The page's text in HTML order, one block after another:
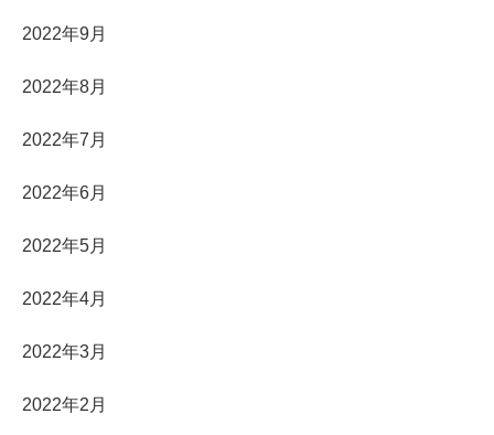
2022年9月
2022年8月
2022年7月
2022年6月
2022年5月
2022年4月
2022年3月
2022年2月